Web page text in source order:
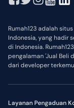
Rumah123 adalah
Indonesia, yang hadir
di Indonesia.
pengalaman 'Jual Beli
dari developer
Layanan Pengaduan